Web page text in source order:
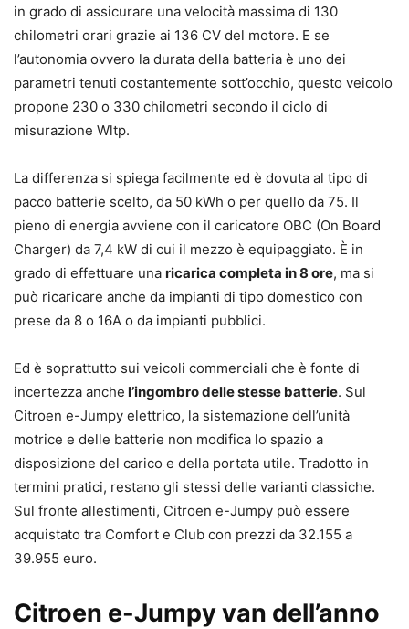
in grado di assicurare una velocità massima di 130
chilometri orari grazie ai 136 CV del motore. E se
l’autonomia ovvero la durata della batteria è uno dei
parametri tenuti costantemente sott’occhio, questo veicolo
propone 230 o 330 chilometri secondo il ciclo di
misurazione Wltp.
La differenza si spiega facilmente ed è dovuta al tipo di
pacco batterie scelto, da 50 kWh o per quello da 75. Il
pieno di energia avviene con il caricatore OBC (On Board
Charger) da 7,4 kW di cui il mezzo è equipaggiato. È in
grado di effettuare una ricarica completa in 8 ore, ma si
può ricaricare anche da impianti di tipo domestico con
prese da 8 o 16A o da impianti pubblici.
Ed è soprattutto sui veicoli commerciali che è fonte di
incertezza anche l’ingombro delle stesse batterie. Sul
Citroen e-Jumpy elettrico, la sistemazione dell’unità
motrice e delle batterie non modifica lo spazio a
disposizione del carico e della portata utile. Tradotto in
termini pratici, restano gli stessi delle varianti classiche.
Sul fronte allestimenti, Citroen e-Jumpy può essere
acquistato tra Comfort e Club con prezzi da 32.155 a
39.955 euro.
Citroen e-Jumpy van dell’anno